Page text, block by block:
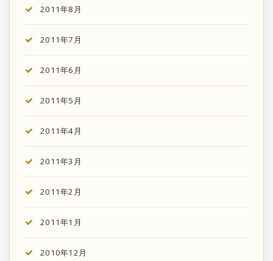
2011年8月
2011年7月
2011年6月
2011年5月
2011年4月
2011年3月
2011年2月
2011年1月
2010年12月